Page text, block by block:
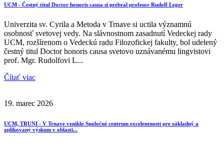
UCM - Čestný titul Doctor honoris causa si prebral profesor Rudolf Leger
Univerzita sv. Cyrila a Metoda v Trnave si uctila významnú
osobnosť svetovej vedy. Na slávnostnom zasadnutí Vedeckej rady
UCM, rozšírenom o Vedeckú radu Filozofickej fakulty, bol udelený
čestný titul Doctor honoris causa svetovo uznávanému lingvistovi
prof. Mgr. Rudolfovi L...
Čítať viac
19. marec 2026
UCM, TRUNI - V Trnave vzniklo Spoločné centrum excelentnosti pre základný a
aplikovaný výskum v oblasti...